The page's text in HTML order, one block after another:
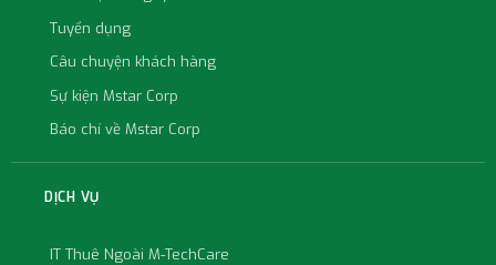
Tuyển dụng
Câu chuyện khách hàng
Sự kiện Mstar Corp
Báo chí về Mstar Corp
DỊCH VỤ
IT Thuê Ngoài M-TechCare